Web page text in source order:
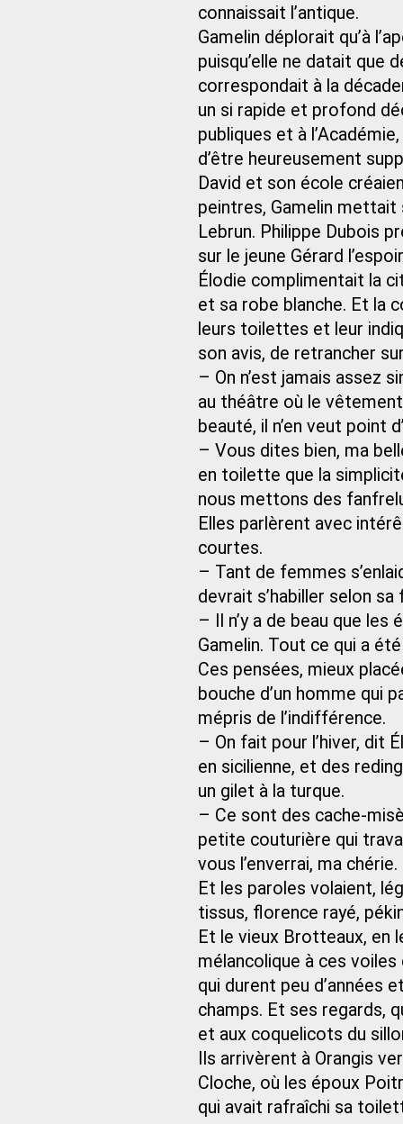
connaissait l’antique.
Gamelin déplorait qu’à
puisqu’elle ne datait que
correspondait à la
un si rapide et profond
publiques et à
d’être heureusement
David et son école
peintres, Gamelin mettait
Lebrun. Philippe Dubois
sur le jeune Gérard
Élodie complimentait la
et sa robe blanche. Et la
leurs toilettes et leur
son avis, de retrancher
– On n’est jamais assez
au théâtre où le
beauté, il n’en veut point
– Vous dites bien, ma
en toilette que la
nous mettons des
Elles parlèrent avec
courtes.
– Tant de femmes
devrait s’habiller selon sa
– Il n’y a de beau que
Gamelin. Tout ce qui a
Ces pensées, mieux
bouche d’un homme qui
mépris de l’indifférence.
– On fait pour l’hiver, dit
en sicilienne, et des
un gilet à la turque.
– Ce sont des cache-
petite couturière qui
vous l’enverrai, ma chérie.
Et les paroles volaient,
tissus, florence rayé,
Et le vieux Brotteaux, en
mélancolique à ces
qui durent peu d’années
champs. Et ses regards,
et aux coquelicots du
Ils arrivèrent à Orangis
Cloche, où les époux
qui avait rafraîchi sa